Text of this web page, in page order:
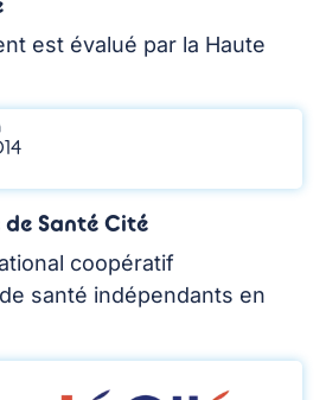
est évalué par la Haute
de Santé Cité
coopératif
santé indépendants en